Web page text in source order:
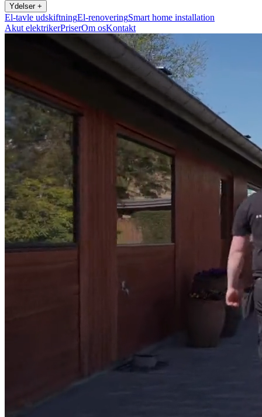
Ydelser +
El-tavle udskiftningEl-renoveringSmart home installation
Akut elektrikerPriserOm osKontakt